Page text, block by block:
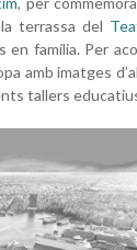
terrassa del
família. Per
amb imatges
tallers